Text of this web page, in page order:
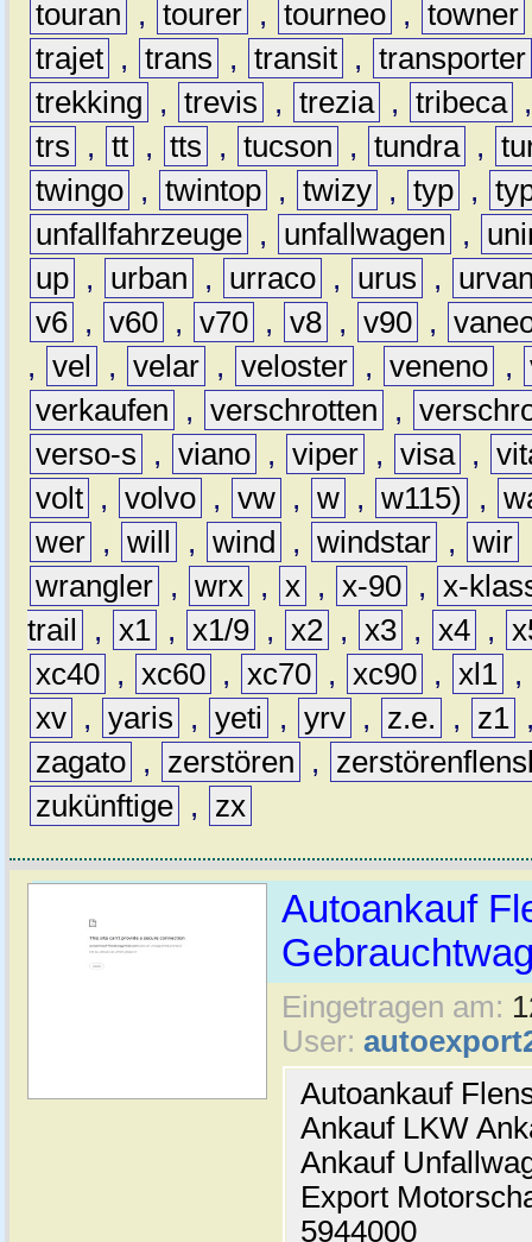
touran , tourer , tourneo , towner
trajet , trans , transit , transporter
trekking
, trevis , trezia , tribeca
trs
, tt , tts , tucson , tundra ,
twingo , twintop , twizy , typ ,
unfallfahrzeuge , unfallwagen ,
up , urban , urraco , urus ,
v6 , v60 , v70 , v8 , v90 ,
, vel , velar , veloster , veneno ,
verkaufen
, verschrotten ,
verso-s
, viano , viper , visa ,
volt , volvo , vw , w , w115) ,
wer , will , wind , windstar , wir
wrangler , wrx , x , x-90 , x-
trail
, x1 , x1/9 , x2 , x3 , x4 ,
xc40 , xc60 , xc70 , xc90 , xl1 ,
xv , yaris , yeti , yrv , z.e. , z1
zagato , zerstören ,
zukünftige , zx
Autoankauf
Eingetragen am:
User:
Autoankauf
Ankauf LKW
Ankauf
Export
5944000